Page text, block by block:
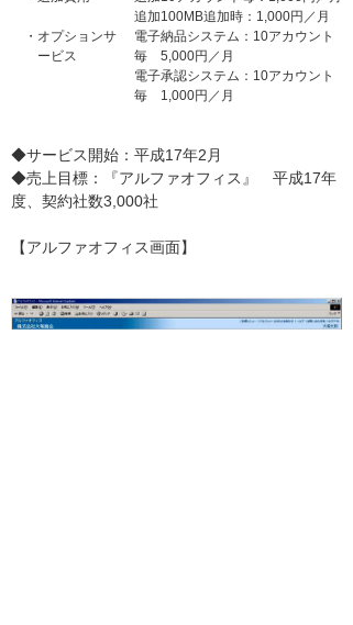
追加100MB追加時：1,000円／月
・ オプションサ
ービス
電子納品システム：10アカウント
毎 5,000円／月
電子承認システム：10アカウント
毎 1,000円／月
◆サービス開始：平成17年2月
◆売上目標：『アルファオフィス』 平成17年
度、契約社数3,000社
【アルファオフィス画面】